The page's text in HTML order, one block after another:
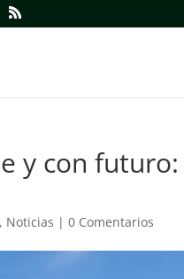
y con
, Noticias |0 Comentarios